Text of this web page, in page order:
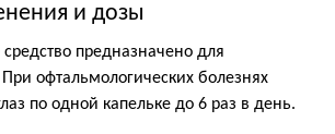
и дозы
предназначено для
офтальмологических болезнях
по одной капельке до 6 раз в день.